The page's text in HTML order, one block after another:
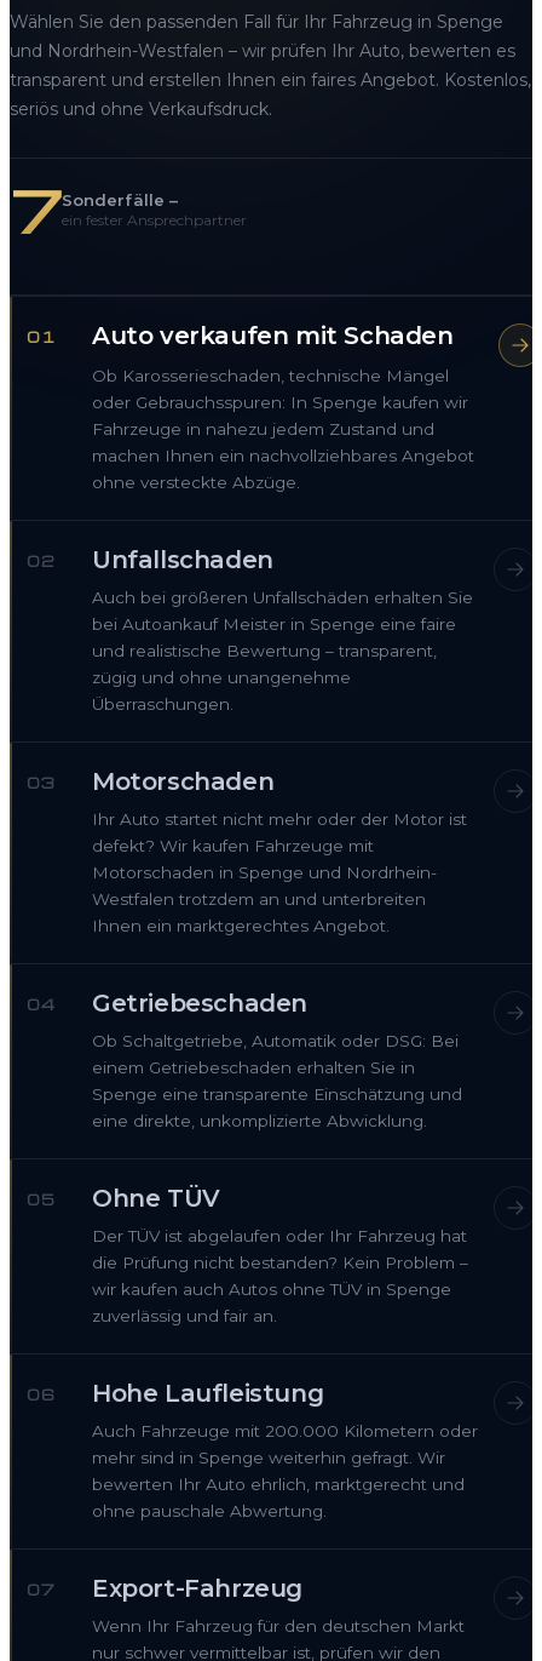
Wählen Sie den passenden Fall für Ihr Fahrzeug in Spenge
und Nordrhein-Westfalen – wir prüfen Ihr Auto, bewerten es
transparent und erstellen Ihnen ein faires Angebot. Kostenlos,
seriös und ohne Verkaufsdruck.
7Sonderfälle –
ein fester Ansprechpartner
01 Auto verkaufen mit Schaden
Ob Karosserieschaden, technische Mängel
oder Gebrauchsspuren: In Spenge kaufen wir
Fahrzeuge in nahezu jedem Zustand und
machen Ihnen ein nachvollziehbares Angebot
ohne versteckte Abzüge.
02 Unfallschaden
Auch bei größeren Unfallschäden erhalten Sie
bei Autoankauf Meister in Spenge eine faire
und realistische Bewertung – transparent,
zügig und ohne unangenehme
Überraschungen.
03 Motorschaden
Ihr Auto startet nicht mehr oder der Motor ist
defekt? Wir kaufen Fahrzeuge mit
Motorschaden in Spenge und Nordrhein-
Westfalen trotzdem an und unterbreiten
Ihnen ein marktgerechtes Angebot.
04 Getriebeschaden
Ob Schaltgetriebe, Automatik oder DSG: Bei
einem Getriebeschaden erhalten Sie in
Spenge eine transparente Einschätzung und
eine direkte, unkomplizierte Abwicklung.
05 Ohne TÜV
Der TÜV ist abgelaufen oder Ihr Fahrzeug hat
die Prüfung nicht bestanden? Kein Problem –
wir kaufen auch Autos ohne TÜV in Spenge
zuverlässig und fair an.
06 Hohe Laufleistung
Auch Fahrzeuge mit 200.000 Kilometern oder
mehr sind in Spenge weiterhin gefragt. Wir
bewerten Ihr Auto ehrlich, marktgerecht und
ohne pauschale Abwertung.
07 Export-Fahrzeug
Wenn Ihr Fahrzeug für den deutschen Markt
nur schwer vermittelbar ist, prüfen wir den